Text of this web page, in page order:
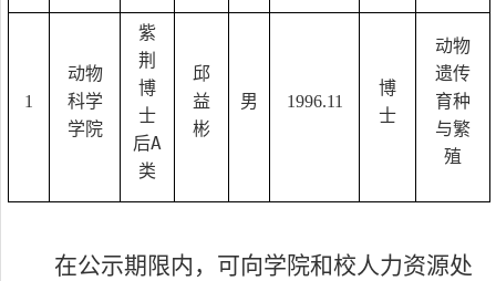
1
动物
科学
学院
紫
荆
博
士
后A
类
邱
益
彬
男 1996.11
博
士
动物
遗传
育种
与繁
殖
在公示期限内，可向学院和校人力资源处